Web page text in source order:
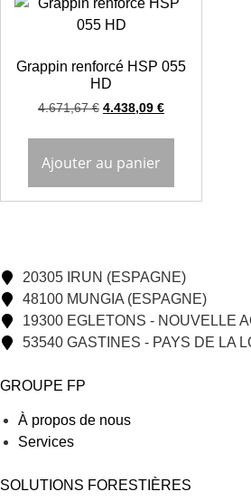
Grappin renforcé HSP 055
HD
4.671,67€ 4.438,09 €
Ajouter au panier
20305 IRUN (ESPAGNE)
48100 MUNGIA (ESPAGNE)
19300 EGLETONS - NOUVELLE
53540 GASTINES - PAYS DE LA
GROUPE FP
À propos de nous
Services
SOLUTIONS FORESTIÈRES